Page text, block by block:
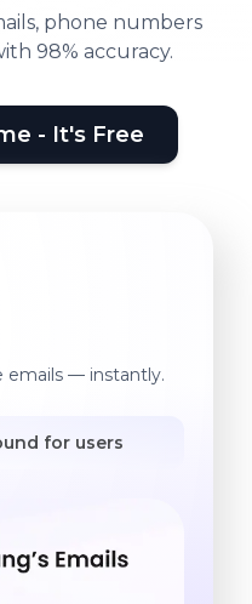
phone numbers
98% accuracy.
- It's Free
emails — instantly.
for users